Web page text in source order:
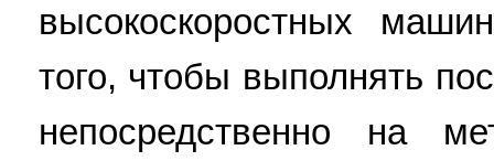
высокоскоростных
того, чтобы выполнять
непосредственно на